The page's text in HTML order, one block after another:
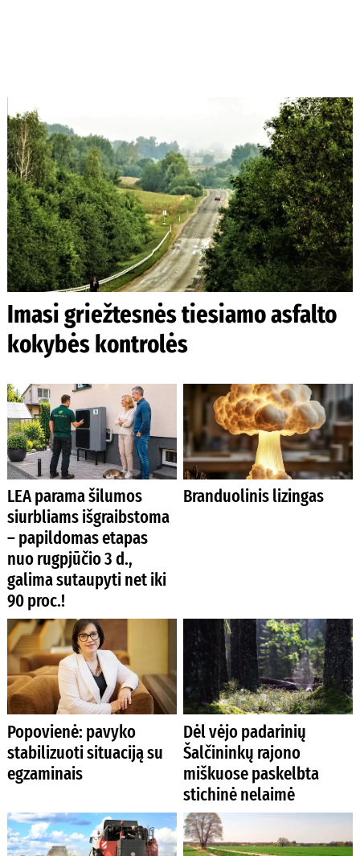
Imasi griežtesnės tiesiamo asfalto
kokybės kontrolės
LEA parama šilumos
siurbliams išgraibstoma
– papildomas etapas
nuo rugpjūčio 3 d.,
galima sutaupyti net iki
90 proc.!
Branduolinis lizingas
Popovienė: pavyko
stabilizuoti situaciją su
egzaminais
Dėl vėjo padarinių
Šalčininkų rajono
miškuose paskelbta
stichinė nelaimė